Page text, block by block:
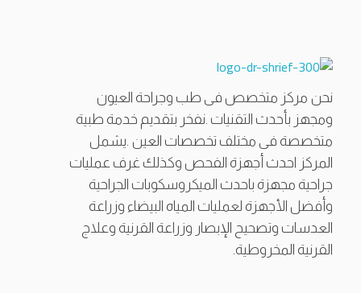
نحن مركز متخصص فى طب وجراحة العيون
ومجهز بأحدث التقنيات .نفخر بتقديم خدمة طبية
متخصصة فى مختلف تخصصات العين .يشمل
المركز احدث أجهزة الفحص وكذلك غرف عمليات
جراحية مجهزة باحدث الميكروسكوبات الجراحية
وأفضل الأجهزة لعمليات المياه البيضاء وزراعة
العدسات وتصحيح الإبصار وزراعة القرنية وعلاج
القرنية المخروطية.